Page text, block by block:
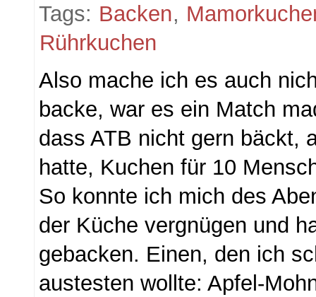
Tags: Backen,
Rührkuchen
Also mache ich es auch
backe, war es ein Match
dass ATB nicht gern bäckt,
hatte, Kuchen für 10
So konnte ich mich des
der Küche vergnügen und
gebacken. Einen, den ich
austesten wollte: Apfel-